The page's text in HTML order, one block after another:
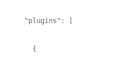
"plugins": [
{